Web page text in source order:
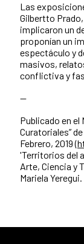
Las
Gilbertto
implicaron un
proponían un
espectáculo y
masivos,
conflictiva y
--
Publicado en el
Curatoriales”
Febrero, 2019
'Territorios del
Arte, Ciencia y
Mariela Yeregui.